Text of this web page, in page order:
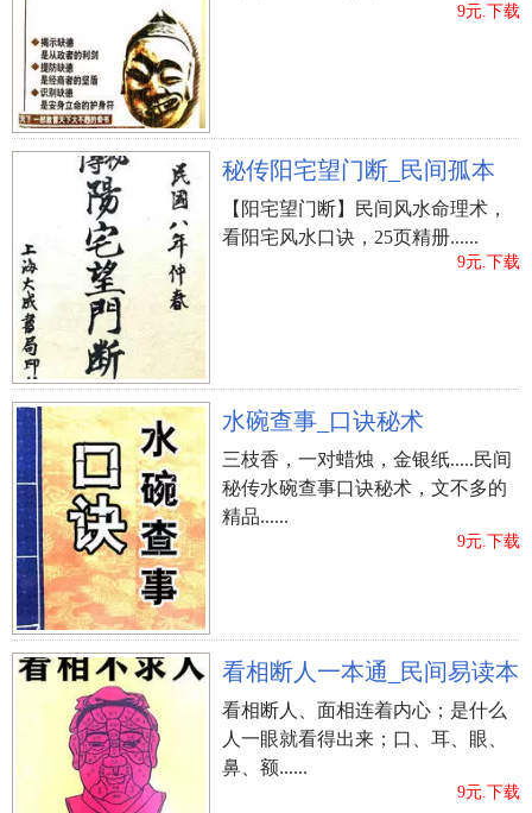
9元.下载
秘传阳宅望门断_民间孤本
【阳宅望门断】民间风水命理术，
看阳宅风水口诀，25页精册......
9元.下载
水碗查事_口诀秘术
三枝香，一对蜡烛，金银纸.....民间
秘传水碗查事口诀秘术，文不多的
精品......
9元.下载
看相断人一本通_民间易读本
看相断人、面相连着内心；是什么
人一眼就看得出来；口、耳、眼、
鼻、额......
9元.下载